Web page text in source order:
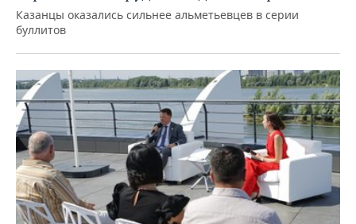
Казанцы оказались сильнее альметьевцев в серии
буллитов